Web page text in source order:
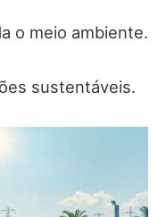
o meio ambiente.
sustentáveis.